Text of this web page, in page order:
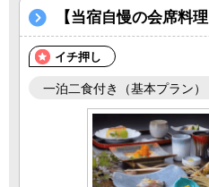
【当宿自慢の会席料
イチ押し
一泊二食付き（基本プラン）